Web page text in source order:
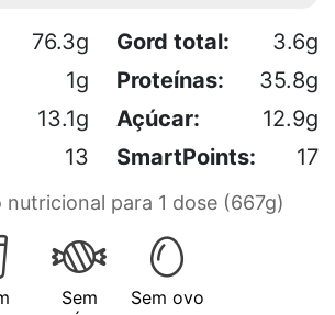
76.3g Gord total:
3.6g
1g Proteínas:
35.8g
13.1g Açúcar:
12.9g
13 SmartPoints: 17
para 1 dose (667g)
Sem
Sem ovo